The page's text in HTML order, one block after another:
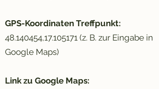
GPS-Koordinaten Treffpunkt:
48.140454,17.105171 (z. B. zur Eingabe in
Google Maps)
Link zu Google Maps: